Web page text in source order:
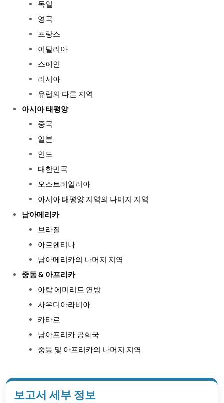
독일
영국
프랑스
이탈리아
스페인
러시아
유럽의 다른 지역
아시아 태평양
중국
일본
인도
대한민국
오스트레일리아
아시아 태평양 지역의 나머지 지역
남아메리카
브라질
아르헨티나
남아메리카의 나머지 지역
중동 & 아프리카
아랍 에미리트 연방
사우디아라비아
카타르
남아프리카 공화국
중동 및 아프리카의 나머지 지역
보고서 세부 정보